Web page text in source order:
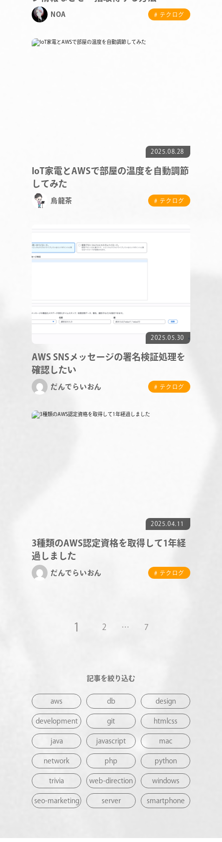
STAFF BLOG
NEWS
NOA # テクログ
2025.08.28
IoT家電とAWSで部屋の温度を自動調節
してみた
烏龍茶 # テクログ
2025.05.30
AWS SNSメッセージの署名検証処理を
確認したい
だんでらいおん # テクログ
2025.04.11
3種類のAWS認定資格を取得して1年経
過しました
だんでらいおん # テクログ
1 2 … 7
記事を絞り込む
aws db design
development git htmlcss
java javascript mac
network php python
trivia web-direction windows
seo-marketing server smartphone